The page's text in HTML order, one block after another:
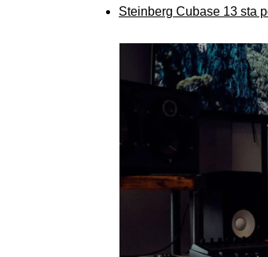
Steinberg Cubase 13 sta